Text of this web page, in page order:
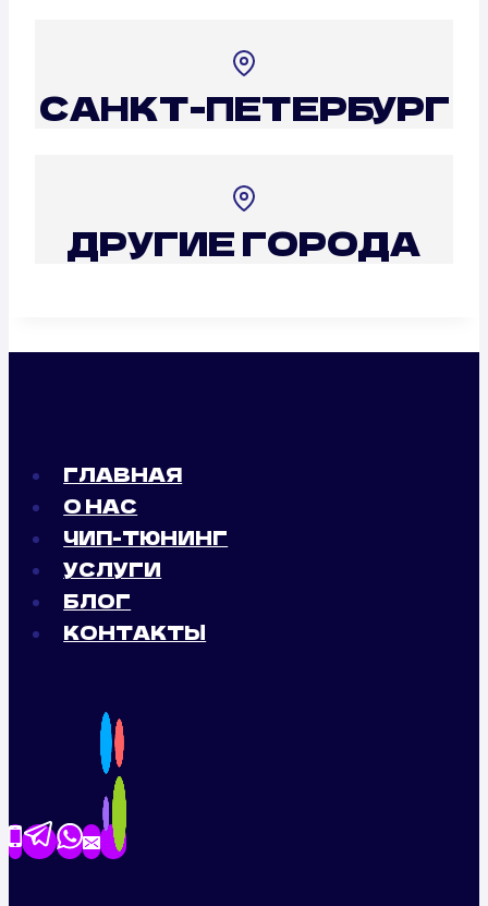
САНКТ-ПЕТЕРБУРГ
ДРУГИЕ ГОРОДА
ГЛАВНАЯ
О НАС
ЧИП-ТЮНИНГ
УСЛУГИ
БЛОГ
КОНТАКТЫ